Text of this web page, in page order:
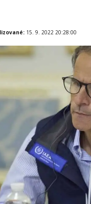
15. 9. 2022 20:28:00